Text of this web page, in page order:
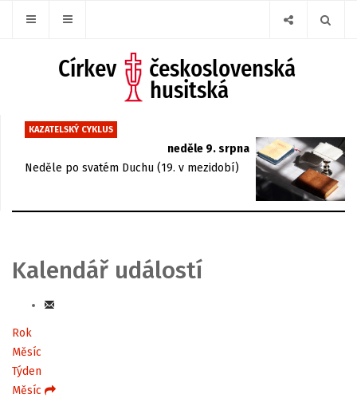
KAZATELSKÝ CYKLUS
neděle 9. srpna
Neděle po svatém Duchu (19. v mezidobí)
Kalendář událostí
Rok
Měsíc
Týden
Měsíc